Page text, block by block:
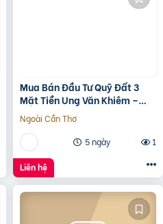
Mua Bán Đầu Tư Quỹ Đất 3
Mặt Tiền Ung Văn Khiêm –
2.122M²
Ngoài Cần Thơ
5 ngày
1
Liên hệ